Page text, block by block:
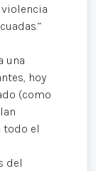
una
hoy
(como
el
del